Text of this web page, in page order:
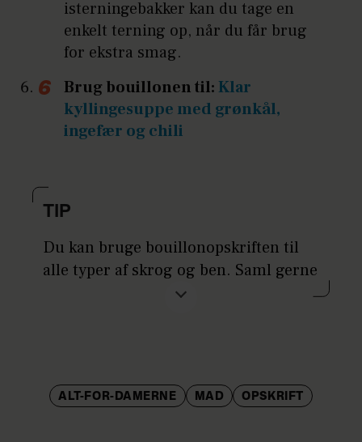
isterningebakker kan du tage en
enkelt terning op, når du får brug
for ekstra smag.
Brug bouillonen til: Klar
kyllingesuppe med grønkål,
ingefær og chili
TIP
Du kan bruge bouillonopskriften til
alle typer af skrog og ben. Saml gerne
sammen, og gem ben i fryseren, til du
minutter ved 225 grader, inden de
kommes i gryden.
ALT-FOR-DAMERNE MAD OPSKRIFT